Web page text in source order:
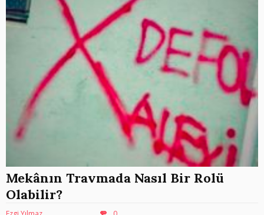
Mekânın Travmada Nasıl Bir Rolü
Olabilir?